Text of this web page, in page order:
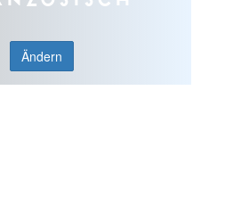
Ändern